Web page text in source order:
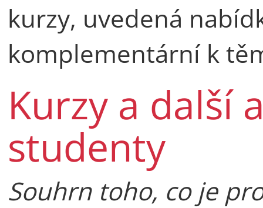
kurzy, uvedená
komplementární k
Kurzy a další
studenty
Souhrn toho, co je